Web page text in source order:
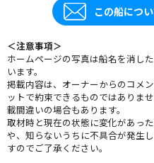
この船につ
＜注意事項＞
ホームページの写真は船名を消し
います。
掲載内容は、オーナーからのコメ
ットで約束できるものではありま
載間違いの場合もあります。
取材時と現在の状態に変化があっ
や、知らないうちに不具合が発生
すのでご了承ください。